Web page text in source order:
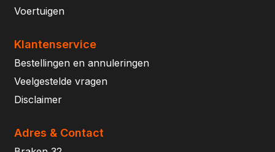
Voertuigen
Klantenservice
Bestellingen en annuleringen
Veelgestelde vragen
Disclaimer
Adres & Contact